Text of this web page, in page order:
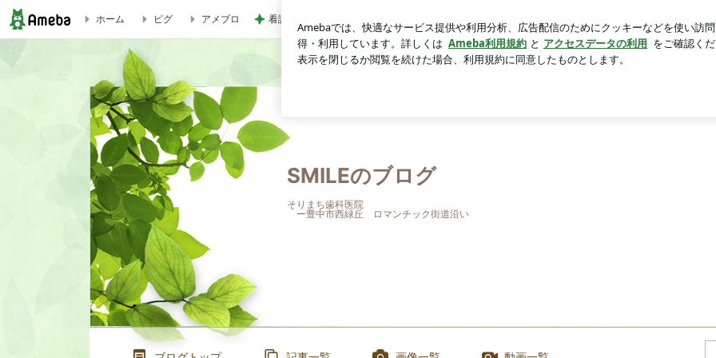
ホーム ピグ アメブロ 看護師からの薬に関する不安な返答
SMILEのブログ
そりまち歯科医院
ー豊中市西緑丘 ロマンチック街道沿い